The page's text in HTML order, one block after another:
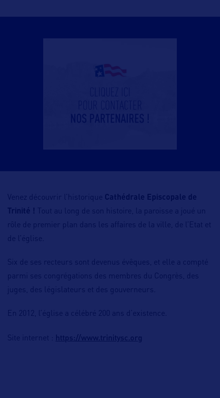
Venez découvrir l’historique Cathédrale Episcopale de
Trinité !
Tout au long de son histoire, la paroisse a joué un
rôle de premier plan dans les affaires de la ville, de l’Etat et
de l’église.
Six de ses recteurs sont devenus évêques, et elle a compté
parmi ses congrégations des membres du Congrès, des
juges, des législateurs et des gouverneurs.
En 2012, l’église a célébré 200 ans d’existence.
Site internet : https://www.trinitysc.org